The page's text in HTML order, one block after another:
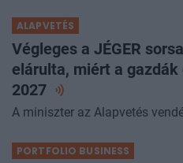
ALAPVETÉS
Végleges a JÉGER
elárulta, miért a
2027
A miniszter az Alapvetés
PORTFOLIO BUSINESS